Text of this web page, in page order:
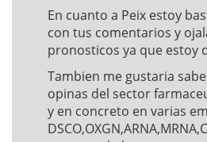
En cuanto a Peix estoy
con tus comentarios y
pronosticos ya que estoy
Tambien me gustaria
opinas del sector
y en concreto en varias